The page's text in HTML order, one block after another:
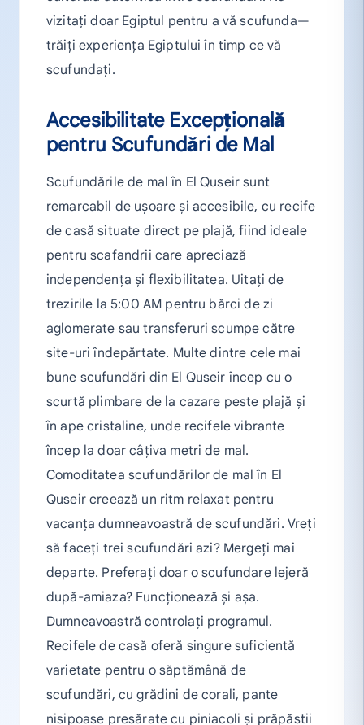
vizitați doar Egiptul pentru a vă scufunda—
trăiți experiența Egiptului în timp ce vă
scufundați.
Accesibilitate Excepțională
pentru Scufundări de Mal
Scufundările de mal în El Quseir sunt
remarcabil de ușoare și accesibile, cu recife
de casă situate direct pe plajă, fiind ideale
pentru scafandrii care apreciază
independența și flexibilitatea. Uitați de
trezirile la 5:00 AM pentru bărci de zi
aglomerate sau transferuri scumpe către
site-uri îndepărtate. Multe dintre cele mai
bune scufundări din El Quseir încep cu o
scurtă plimbare de la cazare peste plajă și
în ape cristaline, unde recifele vibrante
încep la doar câțiva metri de mal.
Comoditatea scufundărilor de mal în El
Quseir creează un ritm relaxat pentru
vacanța dumneavoastră de scufundări. Vreți
să faceți trei scufundări azi? Mergeți mai
departe. Preferați doar o scufundare lejeră
după-amiaza? Funcționează și așa.
Dumneavoastră controlați programul.
Recifele de casă oferă singure suficientă
varietate pentru o săptămână de
scufundări, cu grădini de corali, pante
nisipoase presărate cu piniacoli și prăpăstii